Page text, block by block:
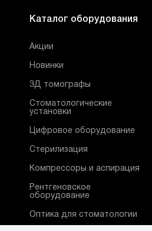
Каталог оборудования
Акции
Новинки
3Д томографы
Стоматологические
установки
Цифровое оборудование
Стерилизация
Компрессоры и аспирация
Рентгеновское
оборудование
Оптика для стоматологии